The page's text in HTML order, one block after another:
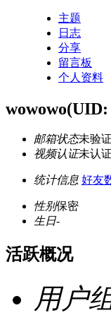
主题
日志
分享
留言板
个人资料
wowowo(UID:
邮箱状态未验证
视频认证未认证
统计信息 好友
性别保密
生日-
活跃概况
用户